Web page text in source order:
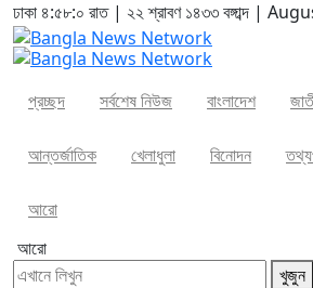
ঢাকা ৪:৫৮:১ রাত| ২২ শ্রাবণ ১৪৩৩ বঙ্গাব্দ |
প্রচ্ছদ সর্বশেষ নিউজ বাংলাদেশ
আন্তর্জাতিক খেলাধুলা বিনোদন
আরো
আরো
খুজুন